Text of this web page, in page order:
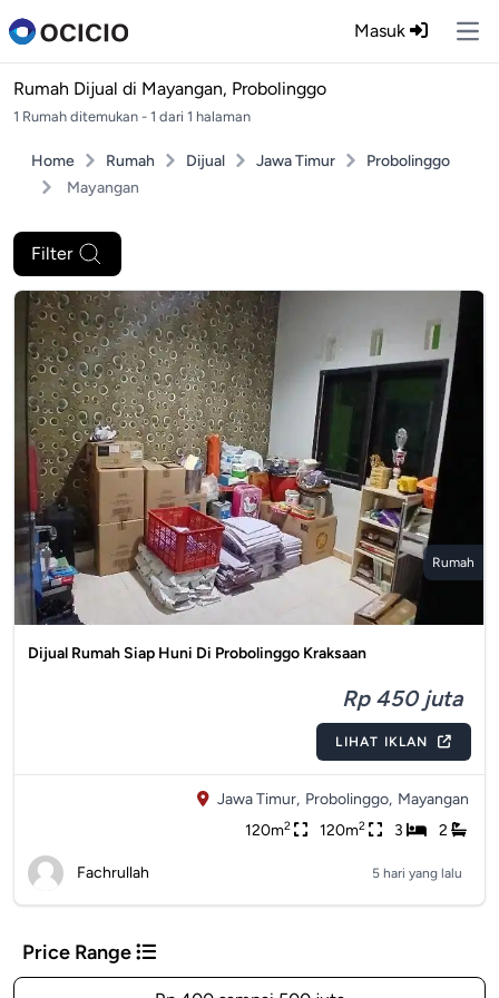
Masuk
Rumah Dijual di Mayangan, Probolinggo
1 Rumah ditemukan - 1 dari 1 halaman
Home Rumah Dijual Jawa Timur
Probolinggo
Mayangan
Filter
Rumah
Dijual Rumah Siap Huni Di Probolinggo Kraksaan
Rp 450 juta
LIHAT IKLAN
Jawa Timur, Probolinggo, Mayangan
120m2 120m2 3 2
Fachrullah 5 hari yang lalu
Price Range